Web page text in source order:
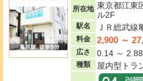
所在地 東京都江東
ル2F
駅名 ＪＲ総武
料金 2,900 ～
広さ 0.14 ～
種類 屋内型トラ